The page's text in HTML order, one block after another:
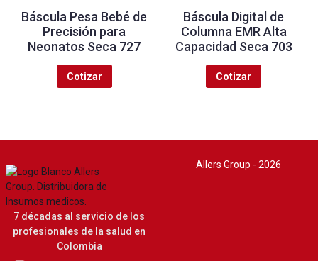
Báscula Pesa Bebé de
Precisión para
Neonatos Seca 727
Cotizar
Báscula Digital de
Columna EMR Alta
Capacidad Seca 703
Cotizar
7 décadas al servicio de los
profesionales de la salud en
Colombia
Allers Group - 2026